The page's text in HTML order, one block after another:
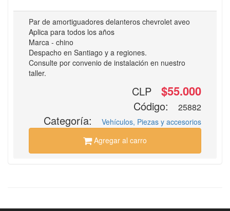
Par de amortiguadores delanteros chevrolet aveo
Aplica para todos los años
Marca - chino
Despacho en Santiago y a regiones.
Consulte por convenio de instalación en nuestro
taller.
CLP $55.000
Código: 25882
Categoría:
Vehículos, Piezas y accesorios
Agregar al carro